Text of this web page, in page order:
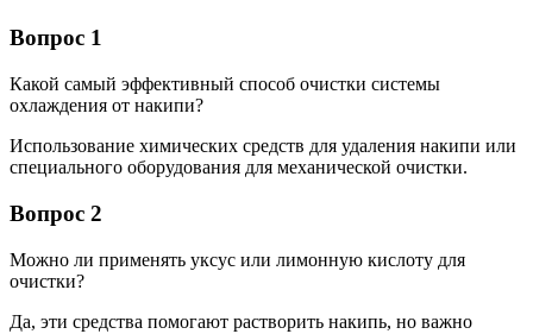
Вопрос 1
Какой самый эффективный способ очистки системы
охлаждения от накипи?
Использование химических средств для удаления накипи или
специального оборудования для механической очистки.
Вопрос 2
Можно ли применять уксус или лимонную кислоту для
очистки?
Да, эти средства помогают растворить накипь, но важно